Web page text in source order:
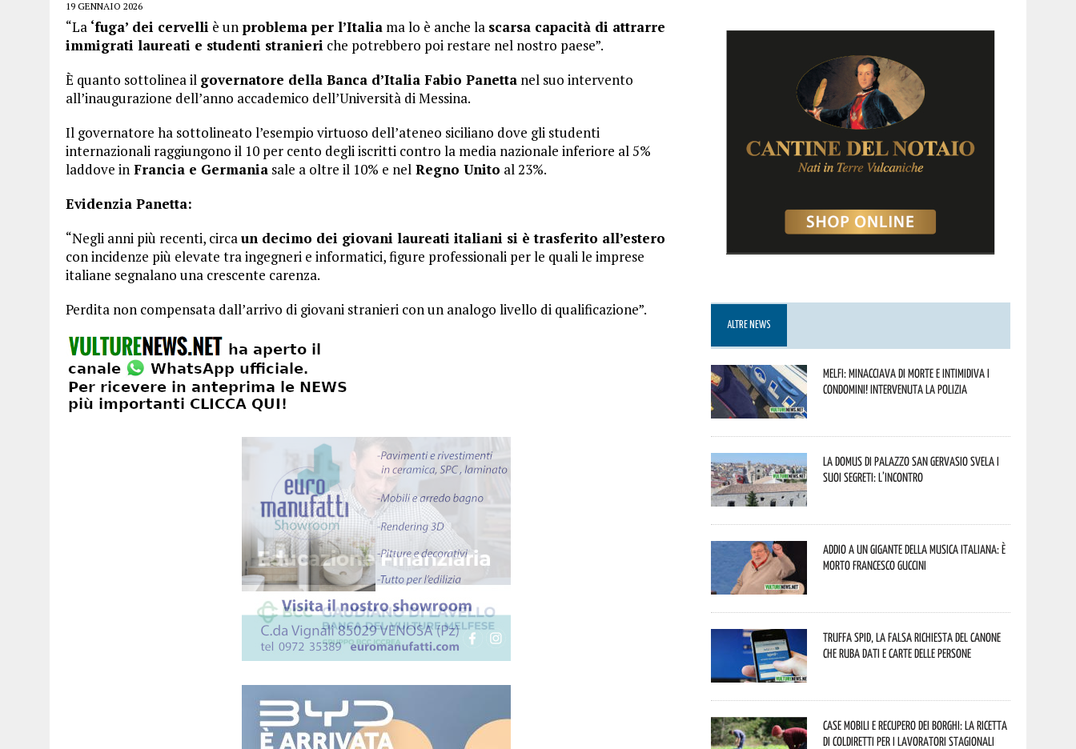
19 GENNAIO 2026
“La ‘fuga’ dei cervelli è un problema per l’Italia ma lo è anche la scarsa capacità di attrarre
immigrati laureati e studenti stranieri che potrebbero poi restare nel nostro paese”.
È quanto sottolinea il governatore della Banca d’Italia Fabio Panetta nel suo intervento
all’inaugurazione dell’anno accademico dell’Università di Messina.
Il governatore ha sottolineato l’esempio virtuoso dell’ateneo siciliano dove gli studenti
internazionali raggiungono il 10 per cento degli iscritti contro la media nazionale inferiore al 5%
laddove in Francia e Germania sale a oltre il 10% e nel Regno Unito al 23%.
Evidenzia Panetta:
“Negli anni più recenti, circaun decimo dei giovani laureati italiani si è trasferito all’estero
con incidenze più elevate tra ingegneri e informatici, figure professionali per le quali le imprese
italiane segnalano una crescente carenza.
Perdita non compensata dall’arrivo di giovani stranieri con un analogo livello di qualificazione”.
ALTRE NEWS
Melfi: minacciava di morte e intimidiva i
condomini! Intervenuta la Polizia
La Domus di Palazzo San Gervasio svela i
suoi segreti: l’incontro
Addio a un gigante della musica italiana: è
morto Francesco Guccini
Truffa Spid, la falsa richiesta del canone
che ruba dati e carte delle persone
Case mobili e recupero dei borghi: la ricetta
di Coldiretti per i lavoratori stagionali